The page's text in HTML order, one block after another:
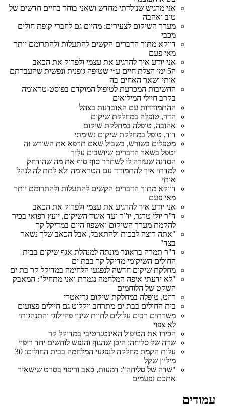
אני מרגיש שנולדתי מחדש ושאני בוחר בחיים חדשים של
טוב ואהבה
מערך השיקום לצעירים: מהיום גם לחברי קופת חולים
דווקא מתוך הדברים הקשים להתעלות ולהתרומם יותר
מאי פעם
אני יודע איך להרגיע את עצמי ולפרוק את הכאב
ה5 ימי הצלת חיים ע״י שטיפה גופנית ונפשית שהעברתם
אותי ושאר האחים בה
החשיבות המכרעת לטיפול המוקדם בפוסט-טראומה
בקרב חיילי המילואים
ההתמודדות עם האובדנות בצהל
הדר, טופלה במחלקת שיקום
אהובה, טופלה במחלקת שיקום
דוד, טופל במחלקת שיקום נשימתי
מטפלים בשורש, בשביל שאם תרפא את השורש זה
יטפל בשאר הדברים שיושבים עליך
הסדנה שעזרה לי לשחרר סוף סוף את מה שהודחק
למדתי איך להתמודד עם הטראומה ולא לתת לה לנהל
דווקא מתוך הדברים הקשים להתעלות ולהתרומם יותר
מאי פעם
אני יודע איך להרגיע את עצמי ולפרוק את הכאב
ד”ר יולי טרגר, יו”ר ועד איגוד השיקום, יועץ רפואי בכיר
להקמת מערך השיקום ואשפוז היום במדיקל קר
"אתה רוצה לבכות ולהתאבל, אבל הכאב שלך נשאר
ד"ר תמרה בראונר מונתה למנהלת אגף שיקום בבית
החולים השיקומי מדיקל קר בבת ים
מחלקת שיקום חדשה לנפגעי הלחימה במדיקל קר בת ים
"לא ידעתי איפה המלחמה נגמרת ואני מתחיל": המאבק
השקט של הלוחמים
רוזט, טופלה במחלקת שיקום גריאטרי
בית החולים בבת ים מתרחב ויקלוט גם חיילים פצועים
משרתים רבים עלולים לחוות שינוי פיזיולוגי והתנהגותי
לא צפוי
הכירו את הטיפול האינטגרטיבי במדיקל קר
שדה של סליחה: היכן שהגוף והנפש לוחשים יחד ריפוי
עלות הקמת מחלקה לנפגעי המלחמה בבית החולים: 30
מיליון שקל
"שדה של סליחה": דמעות, כאב וריפוי בסרט שישאיר
אתכם נפעמים